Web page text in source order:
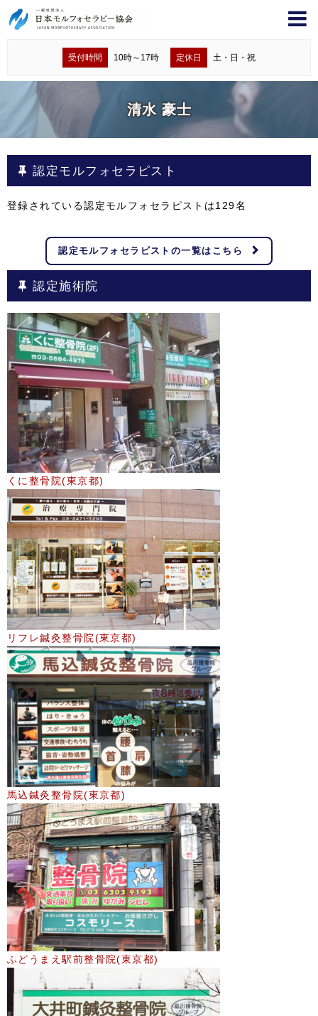
受付時間 10時～17時 定休日 土・日・祝
清水 豪士
認定モルフォセラピスト
登録されている認定モルフォセラピストは129名
認定モルフォセラピストの一覧はこちら
認定施術院
くに整骨院(東京都)
リフレ鍼灸整骨院(東京都)
馬込鍼灸整骨院(東京都)
ふどうまえ駅前整骨院(東京都)